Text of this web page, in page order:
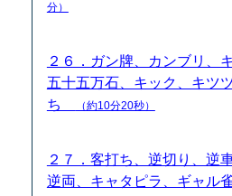
分）
２６．ガン牌、カンブリ、
五十五万石、キック、キツ
ち
（約10分20秒）
２７．客打ち、逆切り、逆
逆両、キャタピラ、ギャル